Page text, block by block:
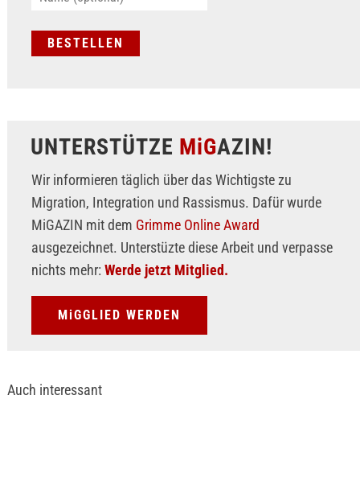
UNTERSTÜTZE MiGAZIN!
Wir informieren täglich über das Wichtigste zu
Migration, Integration und Rassismus. Dafür wurde
MiGAZIN mit dem Grimme Online Award
ausgezeichnet. Unterstüzte diese Arbeit und verpasse
nichts mehr: Werde jetzt Mitglied.
MiGGLIED WERDEN
Auch interessant